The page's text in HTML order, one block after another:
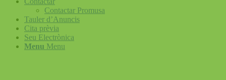
Contactar Promusa
Tauler d’Anuncis
Cita prèvia
Seu Electrònica
Menu Menu